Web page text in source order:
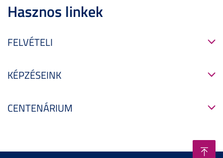
Hasznos linkek
FELVÉTELI
KÉPZÉSEINK
CENTENÁRIUM